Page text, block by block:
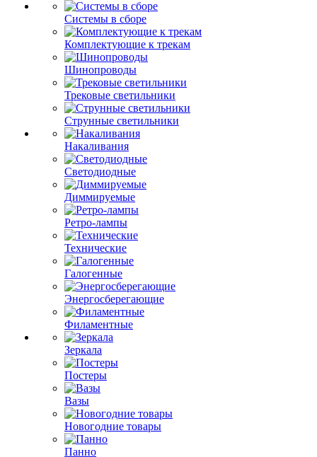
Системы в сборе
Комплектующие к трекам
Шинопроводы
Трековые светильники
Струнные светильники
Накаливания
Светодиодные
Диммируемые
Ретро-лампы
Технические
Галогенные
Энергосберегающие
Филаментные
Зеркала
Постеры
Вазы
Новогодние товары
Панно